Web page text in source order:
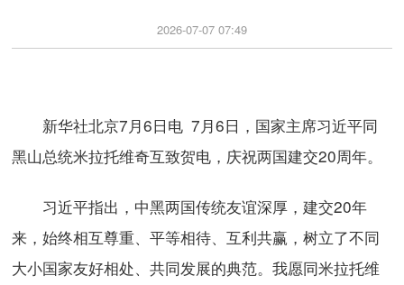
2026-07-07 07:49
新华社北京7月6日电 7月6日，国家主席习近平同
黑山总统米拉托维奇互致贺电，庆祝两国建交20周年。
习近平指出，中黑两国传统友谊深厚，建交20年
来，始终相互尊重、平等相待、互利共赢，树立了不同
大小国家友好相处、共同发展的典范。我愿同米拉托维